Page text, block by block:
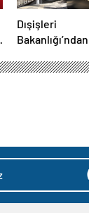
Dışişleri
Bakanlığı’ndan
açıklaması